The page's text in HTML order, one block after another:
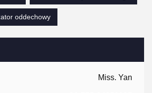
Miss. Yan
oddechowy